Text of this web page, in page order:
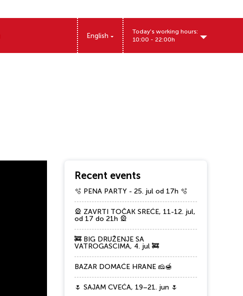
English
Today's working hours:
10:00 - 22:00h
Recent events
🫧 PENA PARTY - 25. jul od 17h 🫧
🎡 ZAVRTI TOČAK SREĆE, 11-12. jul,
od 17 do 21h 🎡
🚒 BIG DRUŽENJE SA
VATROGASCIMA, 4. jul 🚒
BAZAR DOMAĆE HRANE 🧀🍯
🌷 SAJAM CVEĆA, 19–21. jun 🌷